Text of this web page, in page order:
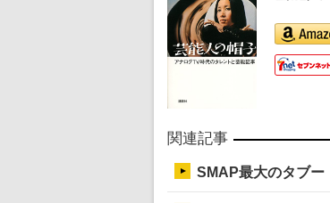
関連記事
SMAP最大のタブ